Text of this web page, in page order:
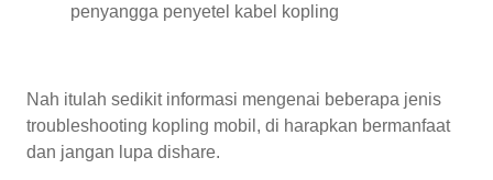
penyangga penyetel kabel kopling
Nah itulah sedikit informasi mengenai beberapa jenis
troubleshooting kopling mobil, di harapkan bermanfaat
dan jangan lupa dishare.